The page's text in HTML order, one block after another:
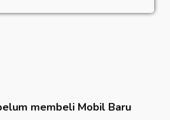
membeli Mobil Baru